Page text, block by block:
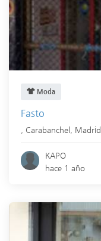
Moda
Fasto
Carabanchel Madrid
KAPO
hace 1 año